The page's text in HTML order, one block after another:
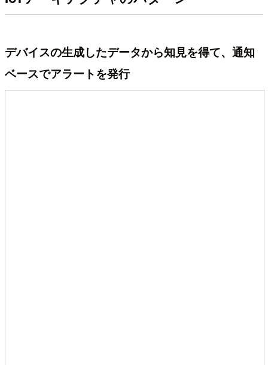
デバイスの生成したデータから知見を得て、通知
ベースでアラートを発行